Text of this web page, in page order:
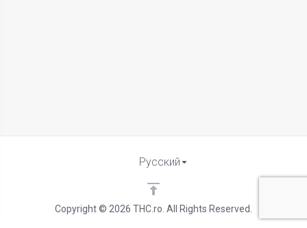
Copyright © 2026 THC.ro. All Rights Reserved.
Русский